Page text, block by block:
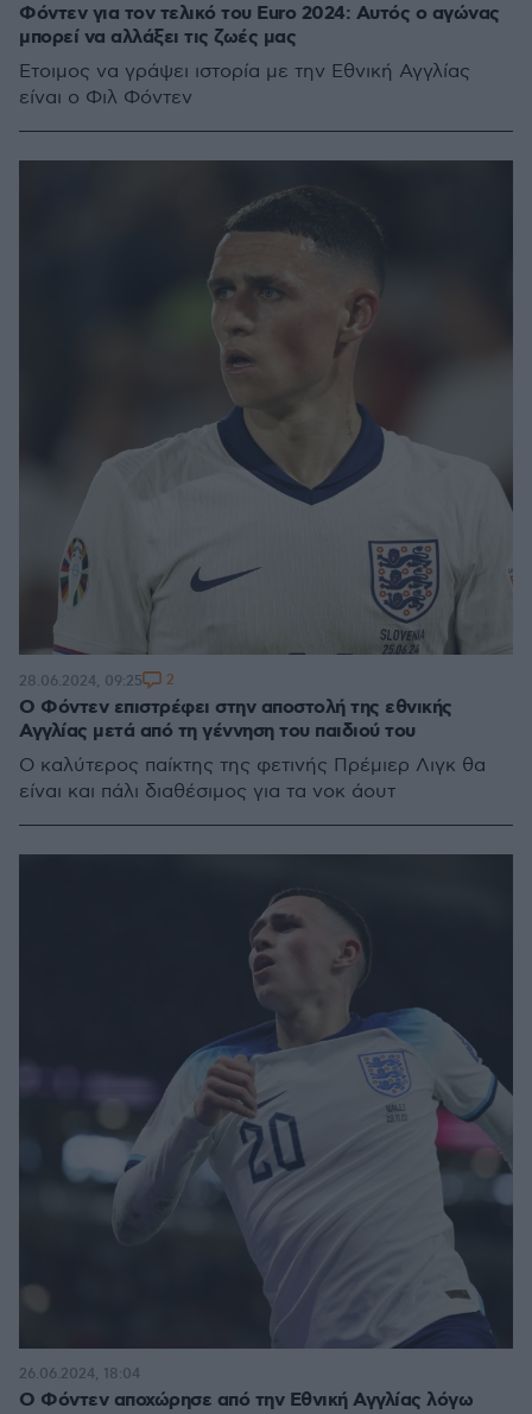
Φόντεν για τον τελικό του Euro 2024: Αυτός ο αγώνας
μπορεί να αλλάξει τις ζωές μας
Έτοιμος να γράψει ιστορία με την Εθνική Αγγλίας
είναι ο Φιλ Φόντεν
Ο Φόντεν επιστρέφει στην αποστολή της εθνικής
Αγγλίας μετά από τη γέννηση του παιδιού του
Ο καλύτερος παίκτης της φετινής Πρέμιερ Λιγκ θα
είναι και πάλι διαθέσιμος για τα νοκ άουτ
28.06.2024, 09:25 2
Ο Φόντεν αποχώρησε από την Εθνική Αγγλίας λόγω
26.06.2024, 18:04